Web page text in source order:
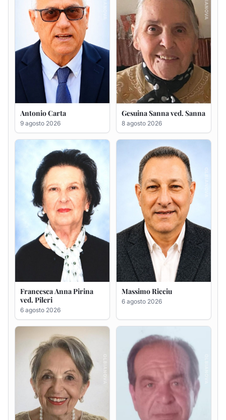
Francesca Anna Pirina
ved. Pileri
6 agosto 2026
Massimo Ricciu
6 agosto 2026
Maria Teresa Floris ved.
6 agosto 2026
Renzo Murrai
5 agosto 2026